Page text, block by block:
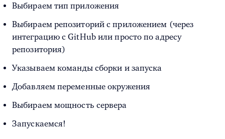
Выбираем тип приложения
Выбираем репозиторий с приложением (через
интеграцию с GitHub или просто по адресу
репозитория)
Указываем команды сборки и запуска
Добавляем переменные окружения
Выбираем мощность сервера
Запускаемся!